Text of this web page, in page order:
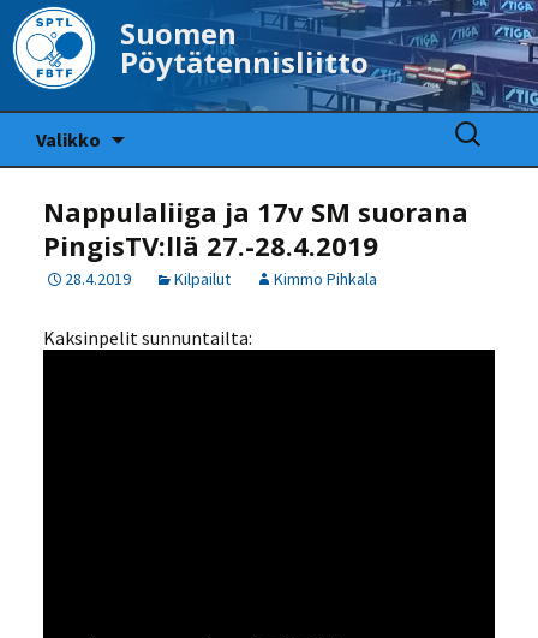
Suomen
Pöytätennisliitto
Valikko
Haku:
Nappulaliiga ja 17v SM suorana
PingisTV:llä 27.-28.4.2019
28.4.2019 Kilpailut Kimmo Pihkala
Kaksinpelit sunnuntailta: